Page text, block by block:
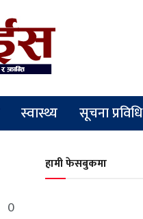
स्वास्थ्य सूचना प्रविधि
0
हामी फेसबुकमा